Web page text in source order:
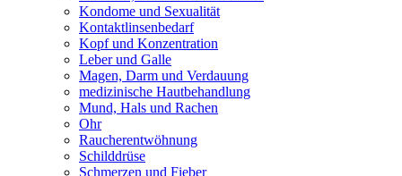
Kondome und Sexualität
Kontaktlinsenbedarf
Kopf und Konzentration
Leber und Galle
Magen, Darm und Verdauung
medizinische Hautbehandlung
Mund, Hals und Rachen
Ohr
Raucherentwöhnung
Schilddrüse
Schmerzen und Fieber